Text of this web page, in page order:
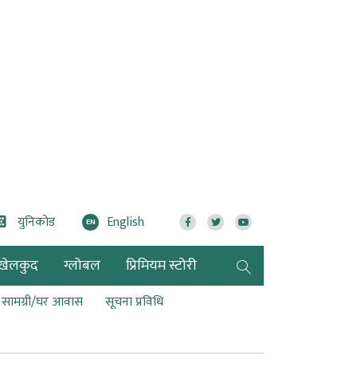
युनिकोड EN English
ग्लोबल प्रिमियम स्टोरी
सामग्री/घर आवास सूचना प्रविधि